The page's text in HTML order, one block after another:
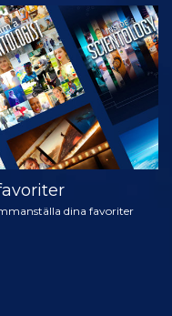
UTFORSKA
SERIEN
dina favoriter